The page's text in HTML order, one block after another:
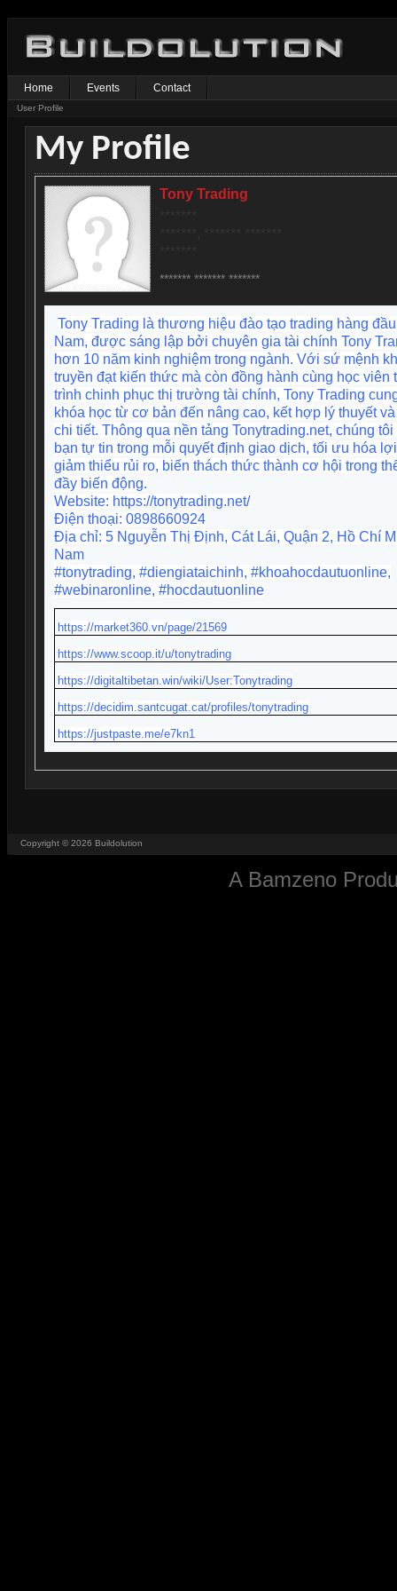
Home Events Contact
User Profile
My Profile
Tony Trading
******* ******* *******
Tony Trading là thương hiệu đào tạo trading hàng
Nam, được sáng lập bởi chuyên gia tài chính Tony
hơn 10 năm kinh nghiệm trong ngành. Với sứ mệnh
truyền đạt kiến thức mà còn đồng hành cùng học viên
trình chinh phục thị trường tài chính, Tony Trading
khóa học từ cơ bản đến nâng cao, kết hợp lý thuyết
chi tiết. Thông qua nền tảng Tonytrading.net, chúng
bạn tự tin trong mỗi quyết định giao dịch, tối ưu hóa
giảm thiểu rủi ro, biến thách thức thành cơ hội trong
đầy biến động.
Website: https://tonytrading.net/
Điện thoại: 0898660924
Địa chỉ: 5 Nguyễn Thị Định, Cát Lái, Quận 2, Hồ Chí
Nam
#tonytrading, #diengiataichinh, #khoahocdautuonline,
#webinaronline, #hocdautuonline
https://market360.vn/page/21569
https://www.scoop.it/u/tonytrading
https://digitaltibetan.win/wiki/User:Tonytrading
https://decidim.santcugat.cat/profiles/tonytrading
https://justpaste.me/e7kn1
Copyright © 2026 Buildolution
A Bamzeno